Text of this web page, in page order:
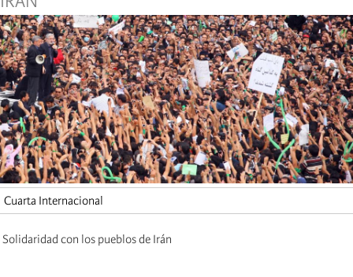
Cuarta Internacional
Solidaridad con los pueblos de Irán